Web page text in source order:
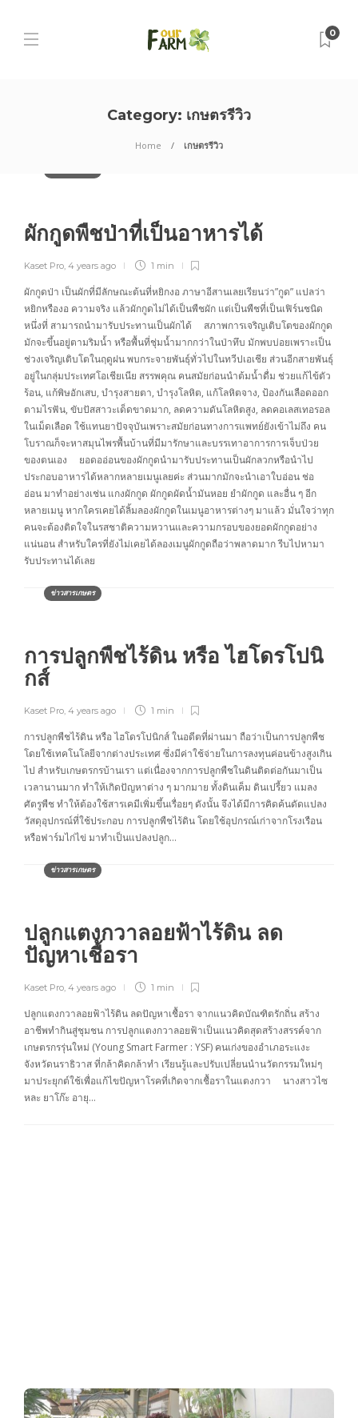
0
Category: เกษตรรีวิว
Home เกษตรรีวิว
ผักกูดพืชป่าที่เป็นอาหารได้
Kaset Pro, 4 years ago 1 min
ผักกูดป่า เป็นผักที่มีลักษณะต้นที่หยิกงอ ภาษาอีสานเลยเรียนว่า”กูด” แปลว่า
หยิกหรืองอ ความจริง แล้วผักกูดไม่ได้เป็นพืชผัก แต่เป็นพืชที่เป็นเฟิร์นชนิด
หนึ่งที่ สามารถนำมารับประทานเป็นผักได้ สภาพการเจริญเติบโตของผักกูด
มักจะขึ้นอยู่ตามริมน้ำ หรือพื้นที่ชุ่มน้ำมากกว่าในป่าทึบ มักพบบ่อยเพราะเป็น
ช่วงเจริญเติบโตในฤดูฝน พบกระจายพันธุ์ทั่วไปในทวีปเอเชีย ส่วนอีกสายพันธุ์
อยู่ในกลุ่มประเทศโอเชียเนีย สรรพคุณ คนสมัยก่อนนำต้มน้ำดื่ม ช่วยแก้ไข้ตัว
ร้อน, แก้พิษอักเสบ, บำรุงสายตา, บำรุงโลหิต, แก้โลหิตจาง, ป้องกันเลือดออก
ตามไรฟัน, ขับปัสสาวะเด็ดขาดมาก, ลดความดันโลหิตสูง, ลดคอเลสเทอรอล
ในเม็ดเลือด ใช้แทนยาปัจจุบันเพราะสมัยก่อนทางการแพทย์ยังเข้าไม่ถึง คน
โบราณก็จะหาสมุนไพรพื้นบ้านที่มีมารักษาและบรรเทาอาการการเจ็บป่วย
ของตนเอง ยอดออ่อนของผักกูดนำมารับประทานเป็นผักลวกหรือนำไป
ประกอบอาหารได้หลากหลายเมนูเลยค่ะ ส่วนมากมักจะนำเอาใบอ่อน ช่อ
อ่อน มาทำอย่างเช่น แกงผักกูด ผักกูดผัดน้ำมันหอย ยำผักกูด และอื่น ๆ อีก
หลายเมนู หากใครเคยได้ลิ้มลองผักกูดในเมนูอาหารต่างๆ มาแล้ว มั่นใจว่าทุก
คนจะต้องติดใจในรสชาติความหวานและความกรอบของยอดผักกูดอย่าง
แน่นอน สำหรับใครที่ยังไม่เคยได้ลองเมนูผักกูดถือว่าพลาดมาก รีบไปหามา
รับประทานได้เลย
ข่าวสารเกษตร
การปลูกพืชไร้ดิน หรือ ไฮโดรโปนิ
กส์
Kaset Pro, 4 years ago 1 min
การปลูกพืชไร้ดิน หรือ ไฮโดรโปนิกส์ ในอดีตที่ผ่านมา ถือว่าเป็นการปลูกพืช
โดยใช้เทคโนโลยีจากต่างประเทศ ซึ่งมีค่าใช้จ่ายในการลงทุนค่อนข้างสูงเกิน
ไป สำหรับเกษตรกรบ้านเรา แต่เนื่องจากการปลูกพืชในดินติดต่อกันมาเป็น
เวลานานมาก ทำให้เกิดปัญหาต่าง ๆ มากมาย ทั้งดินเค็ม ดินเปรี้ยว แมลง
ศัตรูพืช ทำให้ต้องใช้สารเคมีเพิ่มขึ้นเรื่อยๆ ดังนั้น จึงได้มีการคิดค้นดัดแปลง
วัสดุอุปกรณ์ที่ใช้ประกอบ การปลูกพืชไร้ดิน โดยใช้อุปกรณ์เก่าจากโรงเรือน
หรือฟาร์มไก่ไข่ มาทำเป็นแปลงปลูก…
ข่าวสารเกษตร
ปลูกแตงกวาลอยฟ้าไร้ดิน ลด
ปัญหาเชื้อรา
Kaset Pro, 4 years ago 1 min
ปลูกแตงกวาลอยฟ้าไร้ดิน ลดปัญหาเชื้อรา จากแนวคิดบัณฑิตรักถิ่น สร้าง
อาชีพทำกินสู่ชุมชน การปลูกแตงกวาลอยฟ้าเป็นแนวคิดสุดสร้างสรรค์จาก
เกษตรกรรุ่นใหม่ (Young Smart Farmer : YSF) คนเก่งของอำเภอระแงะ
จังหวัดนราธิวาส ที่กล้าคิดกล้าทำ เรียนรู้และปรับเปลี่ยนนำนวัตกรรมใหม่ๆ
มาประยุกต์ใช้เพื่อแก้ไขปัญหาโรคที่เกิดจากเชื้อราในแตงกวา นางสาวไซ
หละ ยาโก๊ะ อายุ…